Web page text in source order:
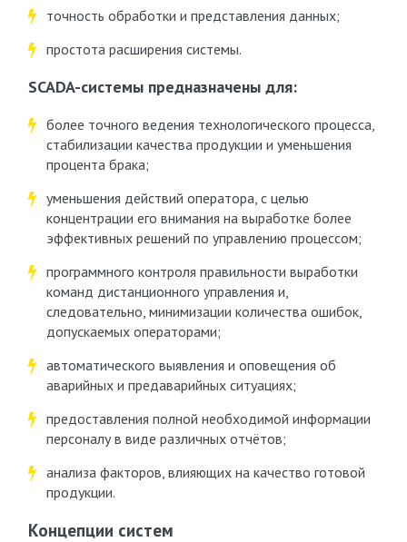
точность обработки и представления данных;
простота расширения системы.
SCADA-системы предназначены для:
более точного ведения технологического процесса,
стабилизации качества продукции и уменьшения
процента брака;
уменьшения действий оператора, с целью
концентрации его внимания на выработке более
эффективных решений по управлению процессом;
программного контроля правильности выработки
команд дистанционного управления и,
следовательно, минимизации количества ошибок,
допускаемых операторами;
автоматического выявления и оповещения об
аварийных и предаварийных ситуациях;
предоставления полной необходимой информации
персоналу в виде различных отчётов;
анализа факторов, влияющих на качество готовой
продукции.
Концепции систем